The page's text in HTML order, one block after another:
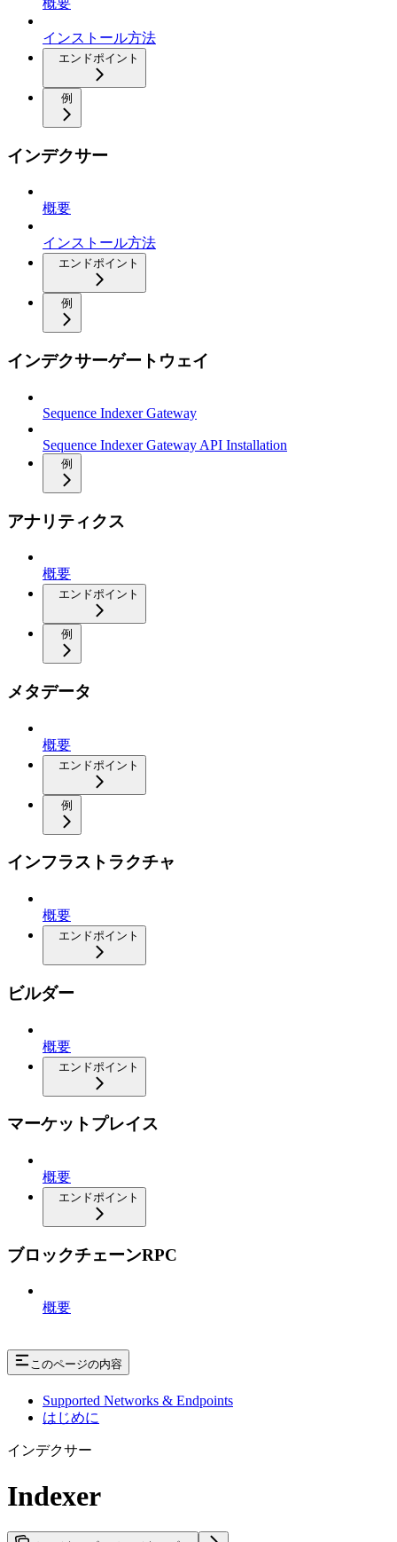
概要
インストール方法
エンドポイント
例
インデクサー
概要
インストール方法
エンドポイント
例
インデクサーゲートウェイ
Sequence Indexer Gateway
Sequence Indexer Gateway API Installation
例
アナリティクス
概要
エンドポイント
例
メタデータ
概要
エンドポイント
例
インフラストラクチャ
概要
エンドポイント
ビルダー
概要
エンドポイント
マーケットプレイス
概要
エンドポイント
ブロックチェーンRPC
概要
このページの内容
Supported Networks & Endpoints
はじめに
インデクサー
Indexer